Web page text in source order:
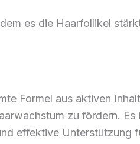
es die Haarfollikel
Formel aus aktiven
zu fördern.
effektive Unterstützung